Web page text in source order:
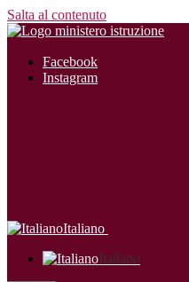
Salta al contenuto
Facebook
Instagram
Italiano
Italiano